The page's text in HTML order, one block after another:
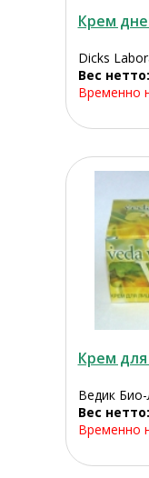
Крем
Dicks
Вес
Временно
Крем
Ведик
Вес
Временно